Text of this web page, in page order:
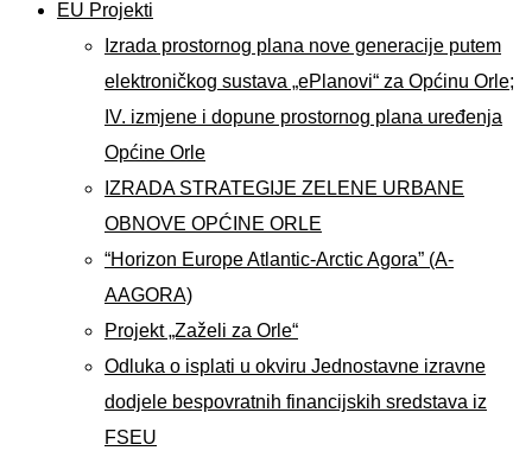
EU Projekti
Izrada prostornog plana nove generacije putem
elektroničkog sustava „ePlanovi“ za Općinu Orle;
IV. izmjene i dopune prostornog plana uređenja
Općine Orle
IZRADA STRATEGIJE ZELENE URBANE
OBNOVE OPĆINE ORLE
“Horizon Europe Atlantic-Arctic Agora” (A-
AAGORA)
Projekt „Zaželi za Orle“
Odluka o isplati u okviru Jednostavne izravne
dodjele bespovratnih financijskih sredstava iz
FSEU